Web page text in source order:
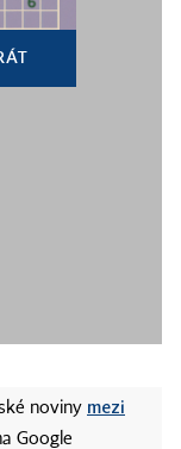
noviny mezi
Google